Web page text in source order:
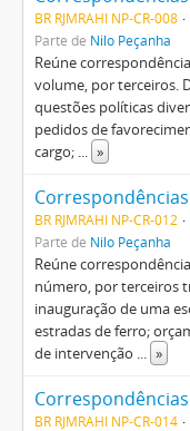
BR RJMRAHI NP-CR-008
Parte de Nilo Peçanha
Reúne
volume, por terceiros.
questões políticas
pedidos de
cargo; ... »
BR RJMRAHI NP-CR-012
Parte de Nilo Peçanha
Reúne
número, por terceiros
inauguração de uma
estradas de ferro;
de intervenção ... »
BR RJMRAHI NP-CR-014